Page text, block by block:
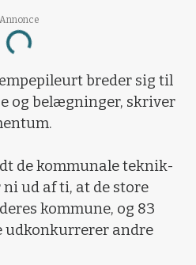
Annonce
Loading...
breder sig til
og belægninger, skriver
de kommunale teknik-
ud af ti, at de store
kommune, og 83
udkonkurrerer andre